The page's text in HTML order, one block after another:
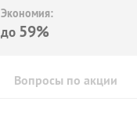
Экономия:
до 59%
Вопросы по акции